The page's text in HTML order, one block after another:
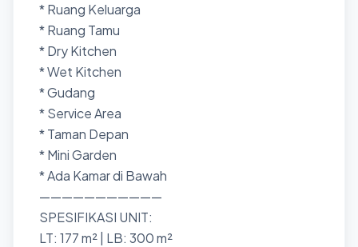
* Ruang Keluarga
* Ruang Tamu
* Dry Kitchen
* Wet Kitchen
* Gudang
* Service Area
* Taman Depan
* Mini Garden
* Ada Kamar di Bawah
———————————
SPESIFIKASI UNIT:
LT: 177 m² | LB: 300 m²